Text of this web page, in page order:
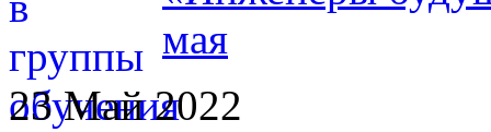
мая
23 Май 2022